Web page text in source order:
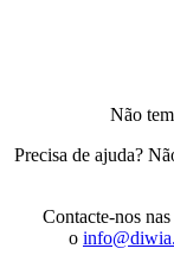
Não
Precisa de ajuda?
Contacte-nos
o